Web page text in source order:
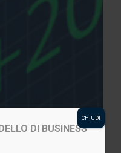
DI BUSINESS
CHIUDI